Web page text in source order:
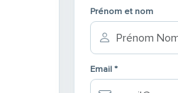
Prénom et nom
Email *